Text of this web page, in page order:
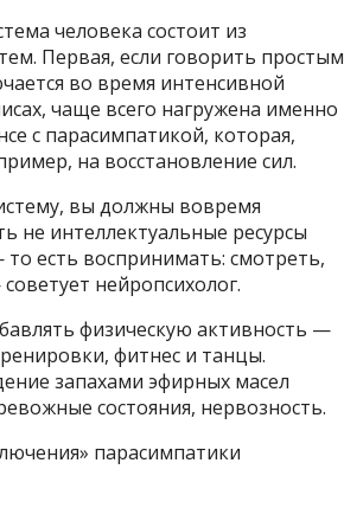
человека состоит из
Первая, если говорить простым
во время интенсивной
чаще всего нагружена именно
с парасимпатикой, которая,
на восстановление сил.
вы должны вовремя
не интеллектуальные ресурсы
есть воспринимать: смотреть,
нейропсихолог.
физическую активность —
фитнес и танцы.
запахами эфирных масел
состояния, нервозность.
парасимпатики